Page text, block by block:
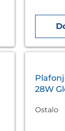
28W
Ostalo